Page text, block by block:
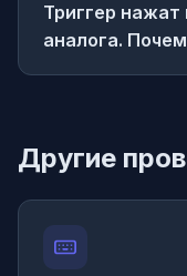
Триггер нажат
аналога.
Другие